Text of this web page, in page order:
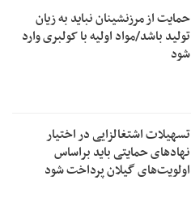
حمایت از مرزنشینان نباید به زیان
تولید باشد/مواد اولیه با کولبری وارد
شود
تسهیلات اشتغالزایی در اختیار
نهادهای حمایتی باید براساس
اولویت‌های گیلان پرداخت شود